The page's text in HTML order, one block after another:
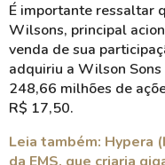
É importante ressaltar
Wilsons, principal
venda de sua
adquiriu a Wilson
248,66 milhões de
R$ 17,50.
Leia também: Hypera